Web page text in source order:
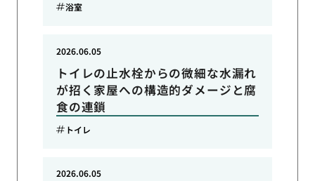
浴室
トイレの止水栓からの微細な水漏れ
が招く家屋への構造的ダメージと腐
食の連鎖
2026.06.05
トイレ
2026.06.05